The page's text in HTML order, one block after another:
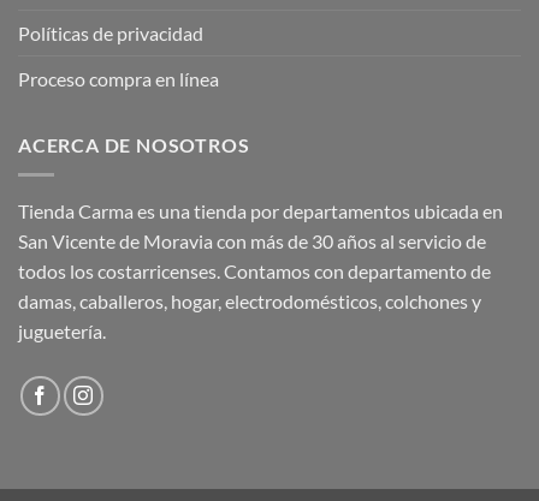
Políticas de privacidad
Proceso compra en línea
ACERCA DE NOSOTROS
Tienda Carma es una tienda por departamentos ubicada en
San Vicente de Moravia con más de 30 años al servicio de
todos los costarricenses. Contamos con departamento de
damas, caballeros, hogar, electrodomésticos, colchones y
juguetería.